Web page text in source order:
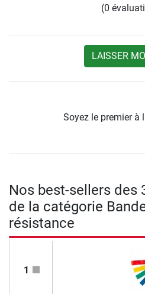
(0
LAISSER
Soyez le premier à
Nos best-sellers des
de la catégorie
résistance
1